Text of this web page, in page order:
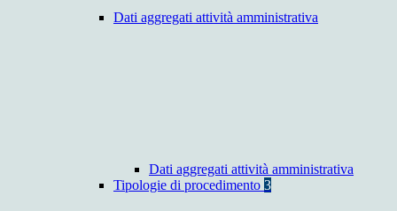
Dati aggregati attività amministrativa
Dati aggregati attività amministrativa
Tipologie di procedimento 3